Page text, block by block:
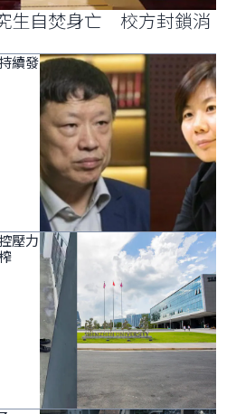
生自焚身亡 校方封鎖消
續發
壓力